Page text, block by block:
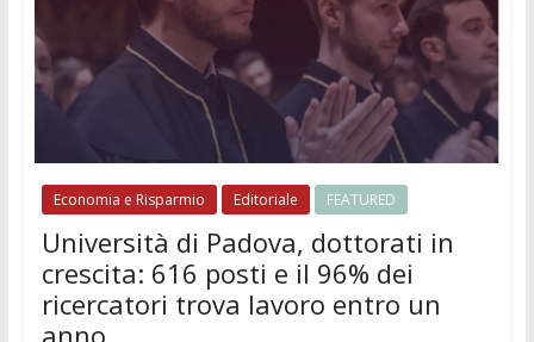
Economia e Risparmio Editoriale FEATURED
Università di Padova, dottorati in
crescita: 616 posti e il 96% dei
ricercatori trova lavoro entro un